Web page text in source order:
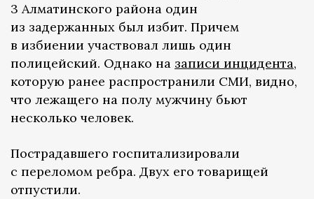
3 Алматинского района один
из задержанных был избит. Причем
в избиении участвовал лишь один
полицейский. Однако на записи инцидента,
которую ранее распространили СМИ, видно,
что лежащего на полу мужчину бьют
несколько человек.
Пострадавшего госпитализировали
с переломом ребра. Двух его товарищей
отпустили.